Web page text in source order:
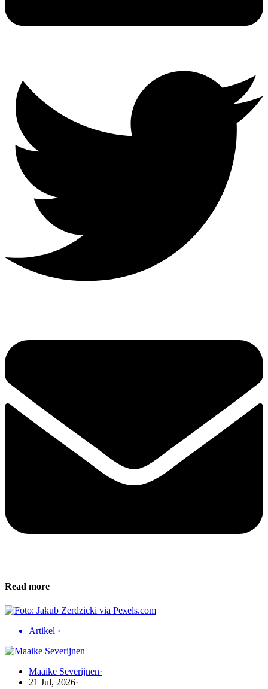
Read more
Artikel ·
Maaike Severijnen·
21 Jul, 2026·